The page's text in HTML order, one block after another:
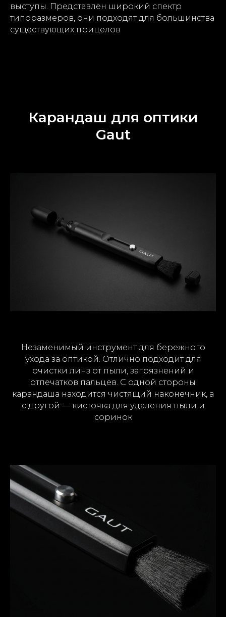
выступы. Представлен широкий спектр
типоразмеров, они подходят для большинства
существующих прицелов
Карандаш для оптики
Gaut
Незаменимый инструмент для бережного
ухода за оптикой. Отлично подходит для
очистки линз от пыли, загрязнений и
отпечатков пальцев. С одной стороны
карандаша находится чистящий наконечник, а
с другой — кисточка для удаления пыли и
соринок